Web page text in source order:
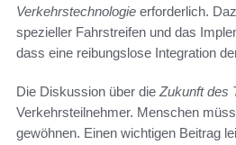
Verkehrstechnologie erforderlich.
spezieller Fahrstreifen und das
dass eine reibungslose Integration
Die Diskussion über dieZukunft des
Verkehrsteilnehmer. Menschen
gewöhnen. Einen wichtigen Beitrag